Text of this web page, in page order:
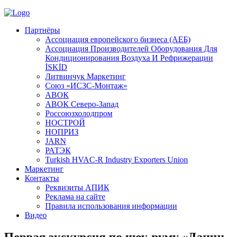
Партнёры
Ассоциация европейского бизнеса (АЕБ)
Aссоциация Производителей Оборудования Для
Кондиционирования Воздуха И Рефрижерации
İSKİD
Литвинчук Маркетинг
Союз «ИСЗС-Монтаж»
АВОК
АВОК Северо-Запад
Россоюзхолодпром
НОСТРОЙ
НОПРИЗ
JARN
РАТЭК
Turkish HVAC-R Industry Exporters Union
Маркетинг
Контакты
Реквизиты АПИК
Реклама на сайте
Правила использования информации
Видео